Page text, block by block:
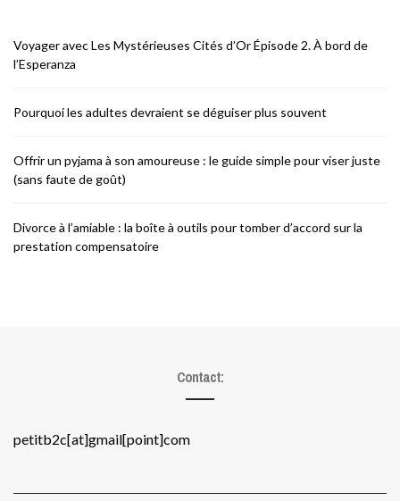
Voyager avec Les Mystérieuses Cités d’Or Épisode 2. À bord de
l’Esperanza
Pourquoi les adultes devraient se déguiser plus souvent
Offrir un pyjama à son amoureuse : le guide simple pour viser juste
(sans faute de goût)
Divorce à l’amiable : la boîte à outils pour tomber d’accord sur la
prestation compensatoire
Contact:
petitb2c[at]gmail[point]com